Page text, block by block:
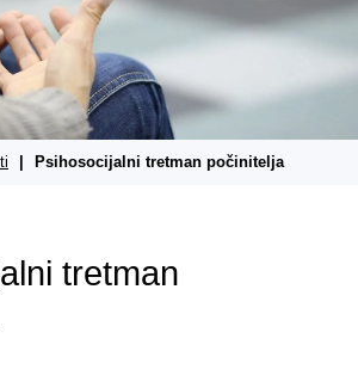
Psihosocijalni tretman počinitelja
tretman